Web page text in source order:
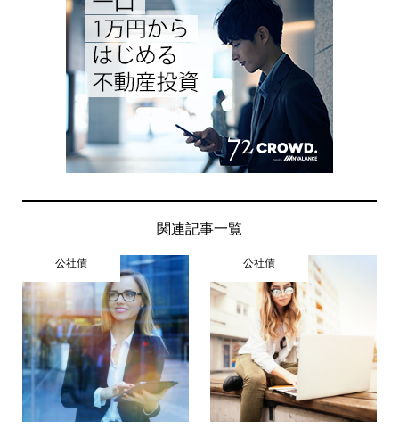
関連記事一覧
公社債 公社債